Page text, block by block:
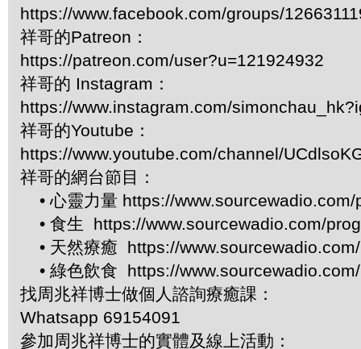
https://www.facebook.com/groups/
祥哥的Patreon：
https://patreon.com/user?u=121924932
祥哥的 Instagram：
https://www.instagram.com/
祥哥的Youtube：
https://www.youtube.com/channel/
祥哥的網台節目：
• 心靈力量 https://
• 食生 https://www.sourcewadio.com/
• 天然療癒 https://
• 綠色飲食 https://
找周兆祥博士做個人諮詢療癒課：
Whatsapp 69154091
參加周兆祥博士的實體及線上活動：